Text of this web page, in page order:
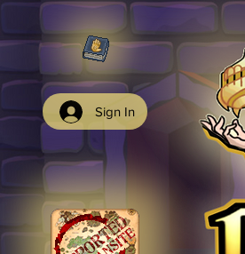
Sign In